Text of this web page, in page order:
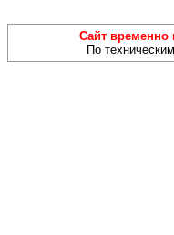
Сайт временно
По